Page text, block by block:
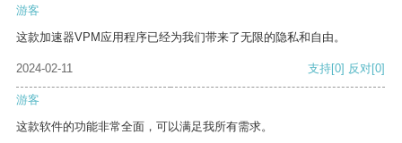
游客
这款加速器VPM应用程序已经为我们带来了无限的隐私和自由。
2024-02-11 支持[0] 反对[0]
游客
这款软件的功能非常全面，可以满足我所有需求。